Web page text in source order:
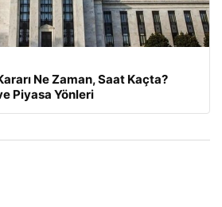
Ne Zaman, Saat Kaçta?
Piyasa Yönleri